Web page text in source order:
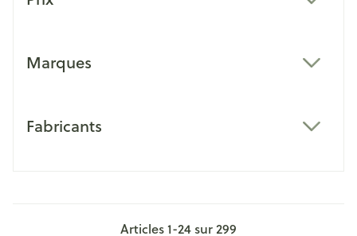
Marques
Fabricants
Articles1-24sur299